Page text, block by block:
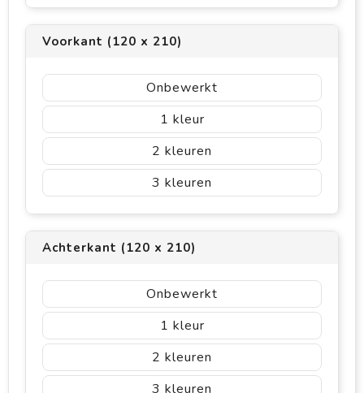
Voorkant (120 x 210)
Onbewerkt
1
2
3
Achterkant (120 x 210)
Onbewerkt
1
2
3